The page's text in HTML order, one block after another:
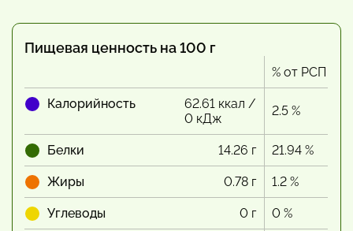
Пищевая ценность на 100 г
% от РСП
Калорийность
62.61 ккал /
0 кДж
2.5 %
Белки 14.26 г 21.94 %
Жиры 0.78 г 1.2 %
Углеводы 0 г 0 %